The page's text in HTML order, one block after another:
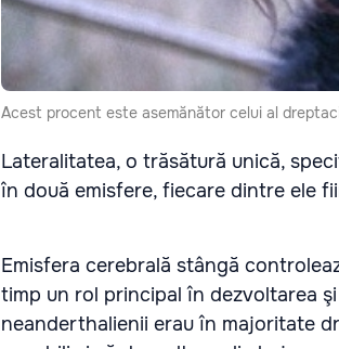
Acest procent este asemănător celui al
Lateralitatea, o trăsătură unică,
în două emisfere, fiecare dintre ele
Emisfera cerebrală stângă
timp un rol principal în dezvoltarea
neanderthalienii erau în majoritate